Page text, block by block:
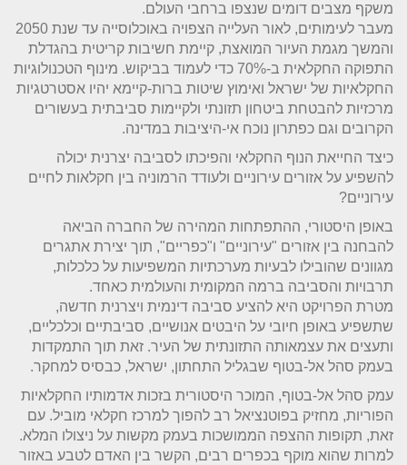
משקף מצבים דומים שנצפו ברחבי העולם.
מעבר לעימותים, לאור העלייה הצפויה באוכלוסייה עד שנת 2050
והמשך מגמת העיור המואצת, קיימת חשיבות קריטית בהגדלת
התפוקה החקלאית ב-70% כדי לעמוד בביקוש. מינוף הטכנולוגיות
החקלאיות של ישראל ואימוץ שיטות ברות-קיימא יהיו אסטרטגיות
מרכזיות להבטחת ביטחון תזונתי ולקיימות סביבתית בעשורים
הקרובים וגם כפתרון נוכח אי-היציבות במדינה.
כיצד החייאת הנוף החקלאי והפיכתו לסביבה יצרנית יכולה
להשפיע על אזורים עירוניים ולעודד הרמוניה בין חקלאות לחיים
עירוניים?
באופן היסטורי, ההתפתחות המהירה של החברה הביאה
להבחנה בין אזורים "עירוניים" ו"כפריים", תוך יצירת אתגרים
מגוונים שהובילו לבעיות מערכתיות המשפיעות על כלכלות,
תרבויות והסביבה ברמה המקומית והעולמית כאחד.
מטרת הפרויקט היא להציע סביבה דינמית ויצרנית חדשה,
שתשפיע באופן חיובי על היבטים אנושיים, סביבתיים וכלכליים,
ותעצים את עצמאותה התזונתית של העיר. זאת תוך התמקדות
בעמק סהל אל-בטוף שבגליל התחתון, ישראל, כבסיס למחקר.
עמק סהל אל-בטוף, המוכר היסטורית בזכות אדמותיו החקלאיות
הפוריות, מחזיק בפוטנציאל רב להפוך למרכז חקלאי מוביל. עם
זאת, תקופות ההצפה הממושכות בעמק מקשות על ניצולו המלא.
למרות שהוא מוקף בכפרים רבים, הקשר בין האדם לטבע באזור